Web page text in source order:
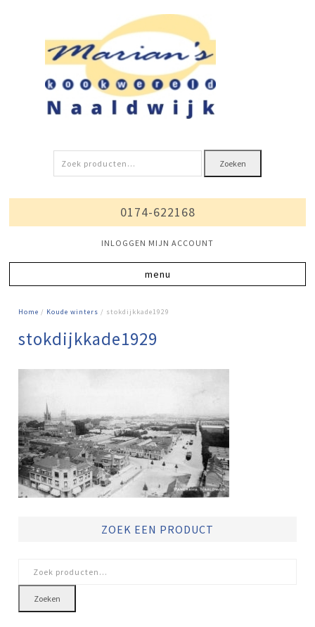
Zoeken
naar:
Zoeken
0174-622168
INLOGGEN MIJN ACCOUNT
Home / Koude winters / stokdijkkade1929
stokdijkkade1929
ZOEK EEN PRODUCT
naar:
Zoeken